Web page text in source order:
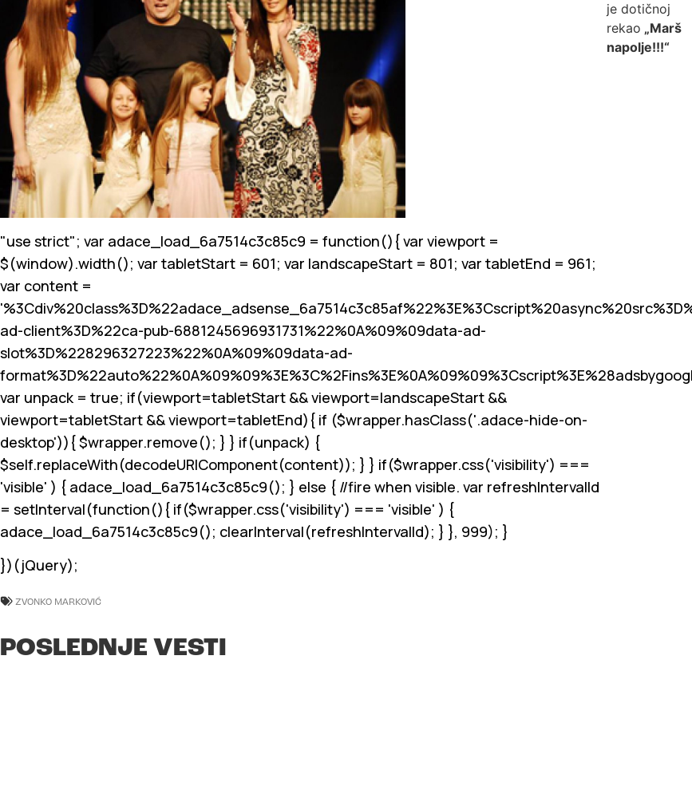
"use strict"; var adace_load_6a7514c3c85c9 = function(){ var viewport =
$(window).width(); var tabletStart = 601; var landscapeStart = 801; var tabletEnd = 961;
var content =
ad-client%3D%22ca-pub-6881245696931731%22%0A%09%09data-ad-
slot%3D%228296327223%22%0A%09%09data-ad-
var unpack = true; if(viewport=tabletStart && viewport=landscapeStart &&
viewport=tabletStart && viewport=tabletEnd){ if ($wrapper.hasClass('.adace-hide-on-
desktop')){ $wrapper.remove(); } } if(unpack) {
$self.replaceWith(decodeURIComponent(content)); } } if($wrapper.css('visibility') ===
'visible' ) { adace_load_6a7514c3c85c9(); } else { //fire when visible. var refreshIntervalId
= setInterval(function(){ if($wrapper.css('visibility') === 'visible' ) {
adace_load_6a7514c3c85c9(); clearInterval(refreshIntervalId); } }, 999); }
})(jQuery);
je dotičnoj
rekao „Marš
napolje!!!“
ZVONKO MARKOVIĆ
POSLEDNJE VESTI